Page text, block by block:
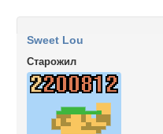
Sweet Lou
Cтарожил